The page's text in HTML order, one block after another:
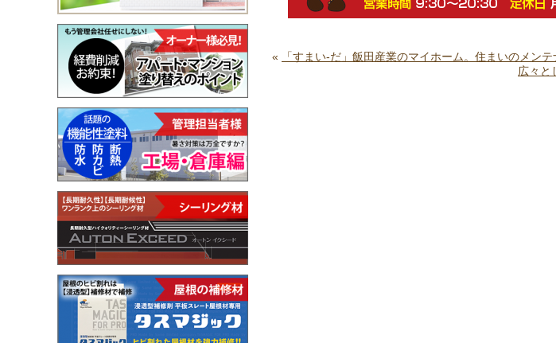
«
「すまい‐だ」飯田産業のマイホーム。住まいのメン
広々と